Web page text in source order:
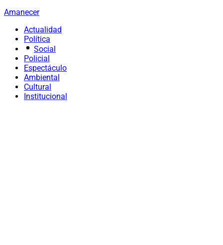
Amanecer
Actualidad
Política
Social
Policial
Espectáculo
Ambiental
Cultural
Institucional